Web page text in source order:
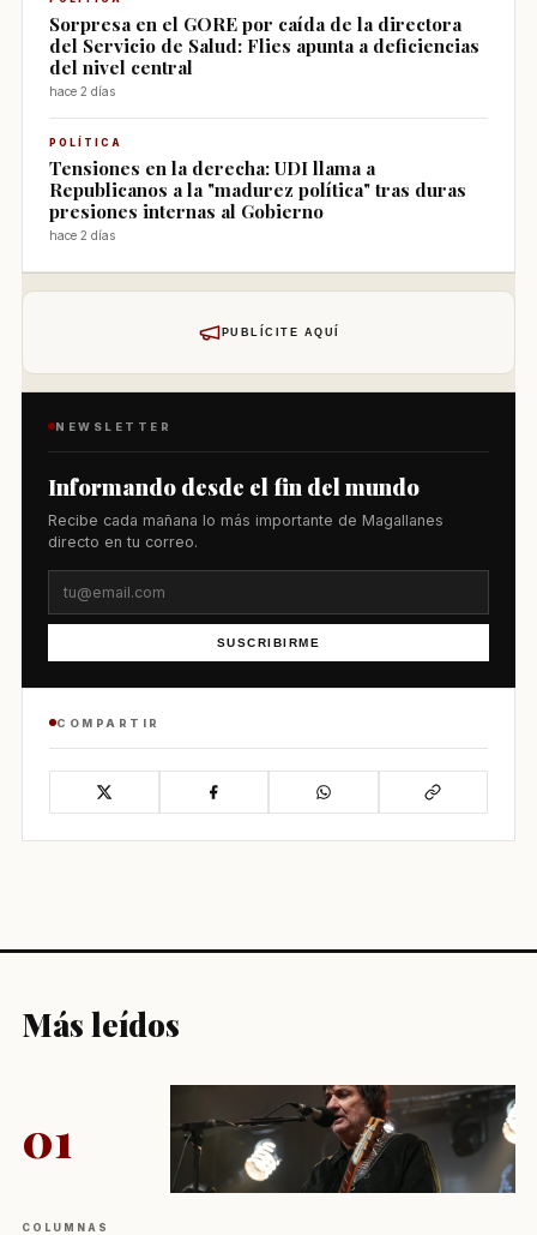
Sorpresa en el GORE por caída de la directora
del Servicio de Salud: Flies apunta a deficiencias
del nivel central
hace 2 días
POLÍTICA
Tensiones en la derecha: UDI llama a
Republicanos a la "madurez política" tras duras
presiones internas al Gobierno
hace 2 días
PUBLÍCITE AQUÍ
NEWSLETTER
Informando desde el fin del mundo
Recibe cada mañana lo más importante de Magallanes
directo en tu correo.
SUSCRIBIRME
COMPARTIR
Más leídos
01
COLUMNAS